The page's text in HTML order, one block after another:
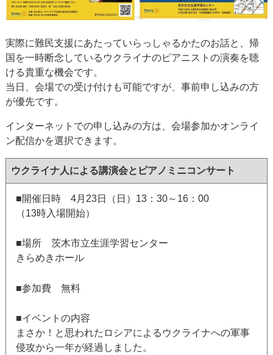
実際に難民支援にあたっていらっしゃるかたのお話と、帰
国を一時断念しているウクライナのピアニストの演奏を聴
ける貴重な機会です。
当日、会場での受け付けも可能ですが、事前申し込みの方
が優先です。
インターネットでの申し込みの方は、会場参加かオンライ
ン配信かを選択できます。
ウクライナ人による講演会とピアノミニコンサート
■開催日時 4月23日（日）13：30～16：00
（13時入場開始）
■場所 茨木市立生涯学習センター
きらめきホール
■参加費 無料
■イベントの内容
まさか！と思われたロシアによるウクライナへの軍事
侵攻から一年が経過しました。